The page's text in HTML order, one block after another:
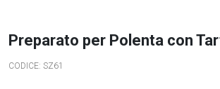
Preparato per Polenta con
CODICE: SZ61